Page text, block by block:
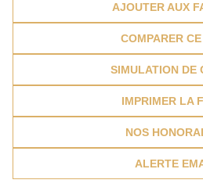
AJOUTER AUX
COMPARER
SIMULATION DE
IMPRIMER LA
NOS
ALERTE